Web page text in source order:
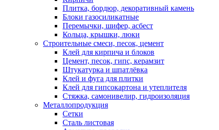
Плитка, бордюр, декоративный камень
Блоки газосиликатные
Перемычки, шифер, асбест
Кольца, крышки, люки
Строительные смеси, песок, цемент
Клей для кирпича и блоков
Цемент, песок, гипс, керамзит
Штукатурка и шпатлёвка
Клей и фуга для плитки
Клей для гипсокартона и утеплителя
Стяжка, самонивелир, гидроизоляция
Металлопродукция
Сетки
Сталь листовая